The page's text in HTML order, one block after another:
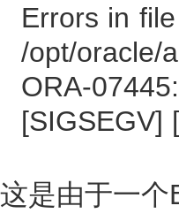
Errors in file
/opt/oracle/
ORA-
[SIGSEGV]
这是由于一